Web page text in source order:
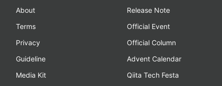
About
Terms
Privacy
Guideline
Media Kit
Release Note
Official Event
Official Column
Advent Calendar
Qiita Tech Festa